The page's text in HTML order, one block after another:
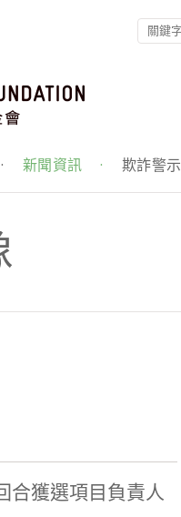
· 新聞資訊 · 欺詐警示
合獲選項目負責人